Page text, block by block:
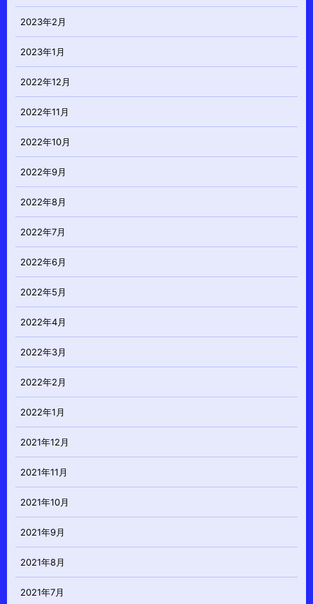
2023年2月
2023年1月
2022年12月
2022年11月
2022年10月
2022年9月
2022年8月
2022年7月
2022年6月
2022年5月
2022年4月
2022年3月
2022年2月
2022年1月
2021年12月
2021年11月
2021年10月
2021年9月
2021年8月
2021年7月